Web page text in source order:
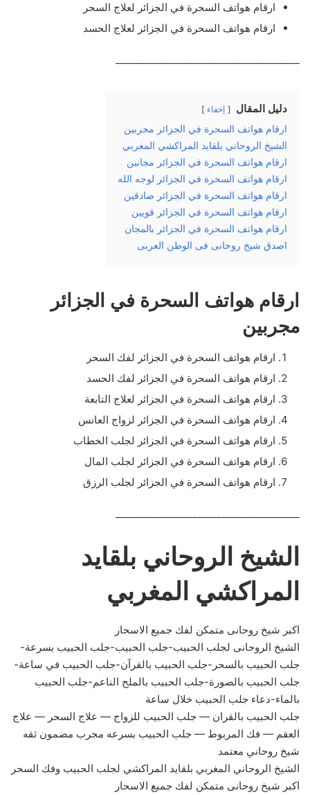
ارقام هواتف السحرة في الجزائر لعلاج السحر
ارقام هواتف السحرة في الجزائر لعلاج الحسد
دليل المقال إخفاء
ارقام هواتف السحرة في الجزائر مجربين
الشيخ الروحاني بلقايد المراكشي المغربي
ارقام هواتف السحرة في الجزائر مجانين
ارقام هواتف السحرة في الجزائر لوجه الله
ارقام هواتف السحرة في الجزائر صادقين
ارقام هواتف السحرة في الجزائر قويين
ارقام هواتف السحرة في الجزائر بالمجان
اصدق شيخ روحانى فى الوطن العربى
ارقام هواتف السحرة في الجزائر
مجربين
ارقام هواتف السحرة في الجزائر لفك السحر
ارقام هواتف السحرة في الجزائر لفك الحسد
ارقام هواتف السحرة في الجزائر لعلاج التابعة
ارقام هواتف السحرة في الجزائر لزواج العانس
ارقام هواتف السحرة في الجزائر لجلب الخطاب
ارقام هواتف السحرة في الجزائر لجلب المال
ارقام هواتف السحرة في الجزائر لجلب الرزق
الشيخ الروحاني بلقايد
المراكشي المغربي
اكبر شيخ روحانى متمكن لفك جميع الاسحار
الشيخ الروحانى لجلب الحبيب-جلب الحبيب-جلب الحبيب بسرعة-
جلب الحبيب بالسحر-جلب الحبيب بالقرآن-جلب الحبيب في ساعة-
جلب الحبيب بالصورة-جلب الحبيب بالملح الناعم-جلب الحبيب
بالماء-دعاء جلب الحبيب خلال ساعة
جلب الحبيب بالقران — جلب الحبيب للزواج — علاج السحر — علاج
العقم — فك المربوط — جلب الحبيب بسرعه مجرب مضمون ثقه
شيخ روحاني معتمد
الشيخ الروحاني المغربي بلقايد المراكشي لجلب الحبيب وفك السحر
اكبر شيخ روحانى متمكن لفك جميع الاسحار